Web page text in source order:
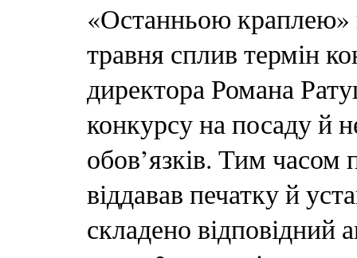
«Останньою краплею»
травня сплив термін
директора Романа
конкурсу на посаду й
обов’язків. Тим часом
віддавав печатку й
складено відповідний